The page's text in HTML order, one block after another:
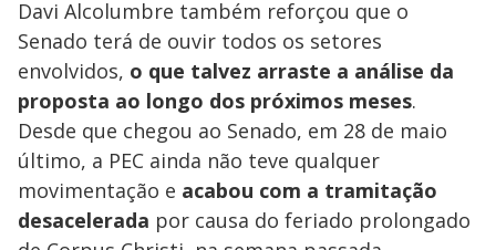
Davi Alcolumbre também reforçou que o
Senado terá de ouvir todos os setores
envolvidos, o que talvez arraste a análise da
proposta ao longo dos próximos meses.
Desde que chegou ao Senado, em 28 de maio
último, a PEC ainda não teve qualquer
movimentação e acabou com a tramitação
desacelerada por causa do feriado prolongado